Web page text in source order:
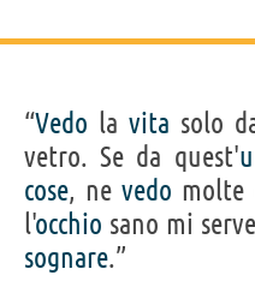
“Vedo la vita solo
vetro. Se da quest'
cose, nevedo molte
l'occhio sano mi
sognare.”